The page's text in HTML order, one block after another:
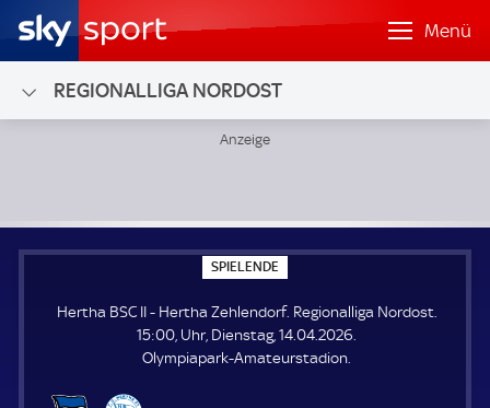
Menü
REGIONALLIGA NORDOST
SPIELENDE
P
E
L
E
N
Hertha BSC II - Hertha Zehlendorf. Regionalliga Nordost.
15:00, Uhr, Dienstag, 14.04.2026.
Olympiapark-Amateurstadion.